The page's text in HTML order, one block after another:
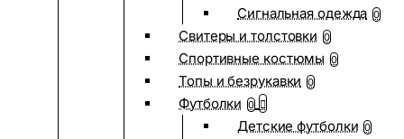
Сигнальная одежда 0
Свитеры и толстовки 0
Спортивные костюмы 0
Топы и безрукавки 0
Футболки 0
Детские футболки 0